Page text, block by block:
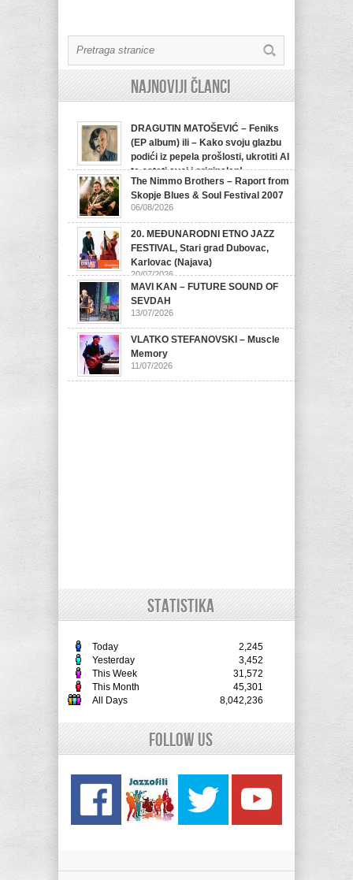
Najnoviji članci
DRAGUTIN MATOŠEVIĆ – Feniks
(EP album) ili – Kako svoju glazbu
podići iz pepela prošlosti, ukrotiti AI
te ostati svoj i originalan!
07/08/2026
The Nimmo Brothers – Raport from
Skopje Blues & Soul Festival 2007
06/08/2026
20. MEĐUNARODNI ETNO JAZZ
FESTIVAL, Stari grad Dubovac,
Karlovac (Najava)
20/07/2026
MAVI KAN – FUTURE SOUND OF
SEVDAH
13/07/2026
VLATKO STEFANOVSKI – Muscle
Memory
11/07/2026
STATISTIKA
Today
2,245
Yesterday
3,452
This Week
31,572
This Month
45,301
All Days
8,042,236
Follow Us